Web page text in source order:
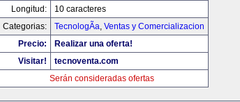
Longitud:
10 caracteres
Categorias:
TecnologÃ­a, Ventas y Comercializacion
Precio:
Realizar una oferta!
Visitar!
tecnoventa.com
Serán consideradas ofertas